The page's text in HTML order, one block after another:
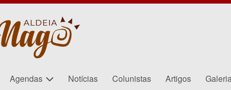
Agendas Notícias Colunistas Artigos